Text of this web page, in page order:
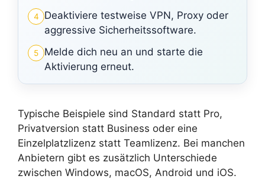
4
Deaktiviere testweise VPN, Proxy oder
aggressive Sicherheitssoftware.
5
Melde dich neu an und starte die
Aktivierung erneut.
Typische Beispiele sind Standard statt Pro,
Privatversion statt Business oder eine
Einzelplatzlizenz statt Teamlizenz. Bei manchen
Anbietern gibt es zusätzlich Unterschiede
zwischen Windows, macOS, Android und iOS.